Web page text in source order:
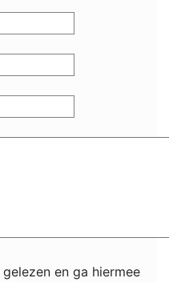
en ga hiermee